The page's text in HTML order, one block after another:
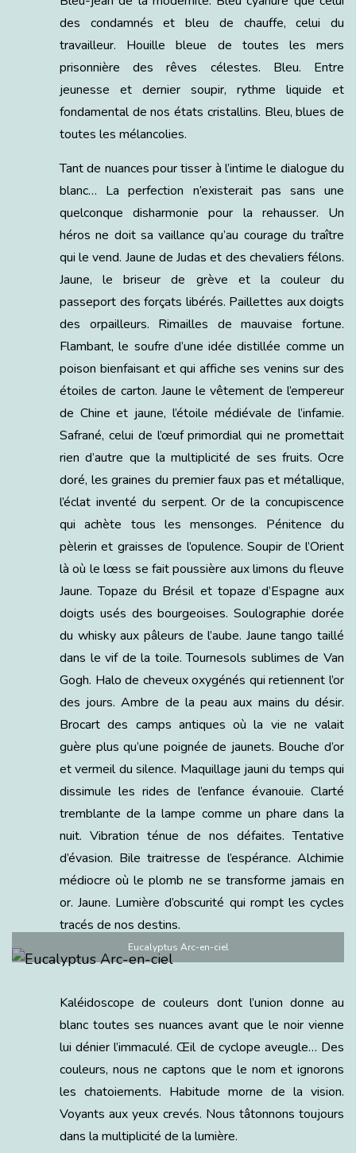
des condamnés et bleu de chauffe, celui du
travailleur. Houille bleue de toutes les mers
prisonnière des rêves célestes. Bleu. Entre
jeunesse et dernier soupir, rythme liquide et
fondamental de nos états cristallins. Bleu, blues de
toutes les mélancolies.
Tant de nuances pour tisser à l’intime le dialogue du
blanc… La perfection n’existerait pas sans une
quelconque disharmonie pour la rehausser. Un
héros ne doit sa vaillance qu’au courage du traître
qui le vend. Jaune de Judas et des chevaliers félons.
Jaune, le briseur de grève et la couleur du
passeport des forçats libérés. Paillettes aux doigts
des orpailleurs. Rimailles de mauvaise fortune.
Flambant, le soufre d’une idée distillée comme un
poison bienfaisant et qui affiche ses venins sur des
étoiles de carton. Jaune le vêtement de l’empereur
de Chine et jaune, l’étoile médiévale de l’infamie.
Safrané, celui de l’œuf primordial qui ne promettait
rien d’autre que la multiplicité de ses fruits. Ocre
doré, les graines du premier faux pas et métallique,
l’éclat inventé du serpent. Or de la concupiscence
qui achète tous les mensonges. Pénitence du
pèlerin et graisses de l’opulence. Soupir de l’Orient
là où le lœss se fait poussière aux limons du fleuve
Jaune. Topaze du Brésil et topaze d’Espagne aux
doigts usés des bourgeoises. Soulographie dorée
du whisky aux pâleurs de l’aube. Jaune tango taillé
dans le vif de la toile. Tournesols sublimes de Van
Gogh. Halo de cheveux oxygénés qui retiennent l’or
des jours. Ambre de la peau aux mains du désir.
Brocart des camps antiques où la vie ne valait
guère plus qu’une poignée de jaunets. Bouche d’or
et vermeil du silence. Maquillage jauni du temps qui
dissimule les rides de l’enfance évanouie. Clarté
tremblante de la lampe comme un phare dans la
nuit. Vibration ténue de nos défaites. Tentative
d’évasion. Bile traitresse de l’espérance. Alchimie
médiocre où le plomb ne se transforme jamais en
or. Jaune. Lumière d’obscurité qui rompt les cycles
tracés de nos destins.
Eucalyptus Arc-en-ciel
Kaléidoscope de couleurs dont l’union donne au
blanc toutes ses nuances avant que le noir vienne
lui dénier l’immaculé. Œil de cyclope aveugle… Des
couleurs, nous ne captons que le nom et ignorons
les chatoiements. Habitude morne de la vision.
Voyants aux yeux crevés. Nous tâtonnons toujours
dans la multiplicité de la lumière.